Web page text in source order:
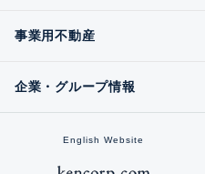
事業用不動産
企業・グループ情報
English Website